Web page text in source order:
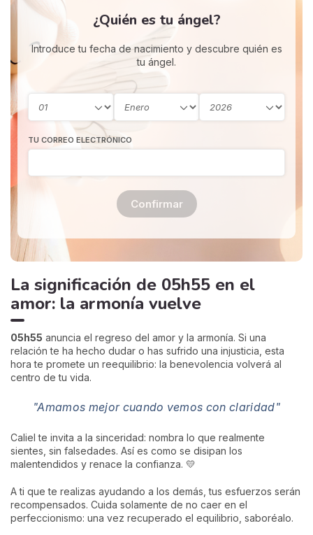
¿Quién es tu ángel?
Introduce tu fecha de nacimiento y descubre quién es
tu ángel.
TU CORREO ELECTRÓNICO
Confirmar
La significación de 05h55 en el
amor: la armonía vuelve
05h55 anuncia el regreso del amor y la armonía. Si una
relación te ha hecho dudar o has sufrido una injusticia, esta
hora te promete un reequilibrio: la benevolencia volverá al
centro de tu vida.
"Amamos mejor cuando vemos con claridad"
Caliel te invita a la sinceridad: nombra lo que realmente
sientes, sin falsedades. Así es como se disipan los
malentendidos y renace la confianza. 💛
A ti que te realizas ayudando a los demás, tus esfuerzos serán
recompensados. Cuida solamente de no caer en el
perfeccionismo: una vez recuperado el equilibrio, saboréalo.